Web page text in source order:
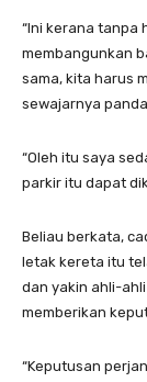
“Ini kerana tanpa
membangunkan
sama, kita harus
sewajarnya
“Oleh itu saya
parkir itu dapat
Beliau berkata,
letak kereta itu
dan yakin ahli-
memberikan
“Keputusan